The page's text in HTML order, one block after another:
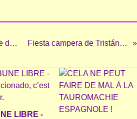
BAYONNE Le Festival "Va por ti Rafa" reporté à une date ultérieure... Fiesta campera de Tristán Espigue
LIBRE -